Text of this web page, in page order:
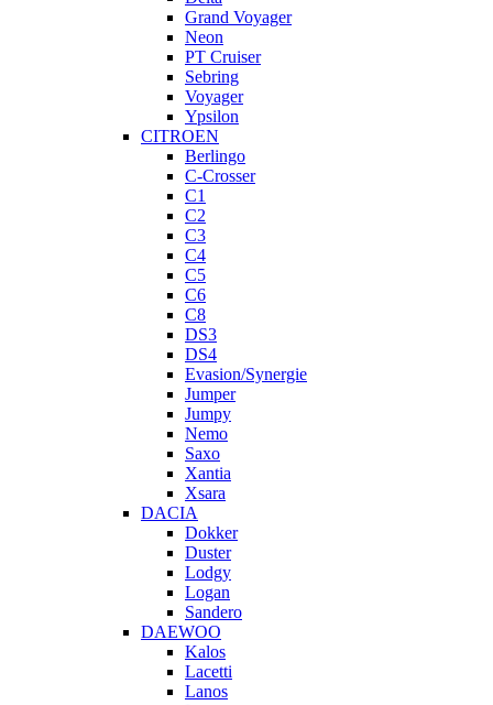
Grand Voyager
Neon
PT Cruiser
Sebring
Voyager
Ypsilon
CITROEN
Berlingo
C-Crosser
C1
C2
C3
C4
C5
C6
C8
DS3
DS4
Evasion/Synergie
Jumper
Jumpy
Nemo
Saxo
Xantia
Xsara
DACIA
Dokker
Duster
Lodgy
Logan
Sandero
DAEWOO
Kalos
Lacetti
Lanos